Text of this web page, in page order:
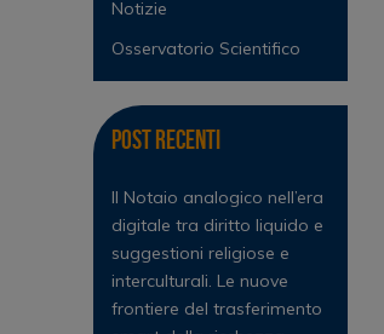
Notizie
Osservatorio Scientifico
Post Recenti
Il Notaio analogico nell’era
digitale tra diritto liquido e
suggestioni religiose e
interculturali. Le nuove
frontiere del trasferimento